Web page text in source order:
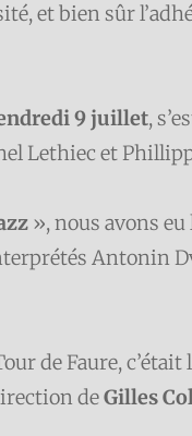
et bien sûr
9 juillet,
Lethiec et
», nous avons
Antonin
de Faure,
deGilles